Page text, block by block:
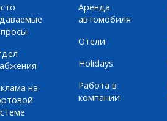
на
Аренда
автомобиля
Отели
Holidays
Работа в
компании